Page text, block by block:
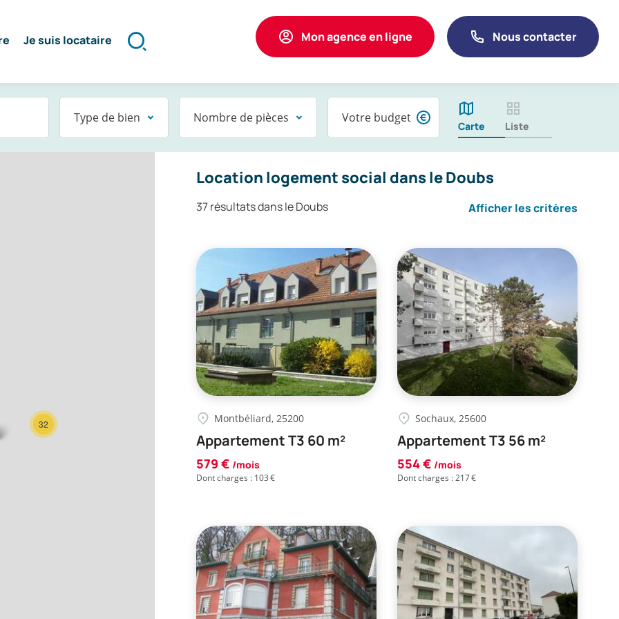
Mon agence en ligne Nous contacter
Je suis locataire
Formulaire
recherche
Carte Liste
Type de bien Nombre de pièces Votre budget
32
Location logement social dans le Doubs
37 résultats dans le Doubs Afficher les critères
Montbéliard, 25200
Appartement T3 60 m²
579 € /mois
Dont charges : 103 €
Sochaux, 25600
Appartement T3 56 m²
554 € /mois
Dont charges : 217 €